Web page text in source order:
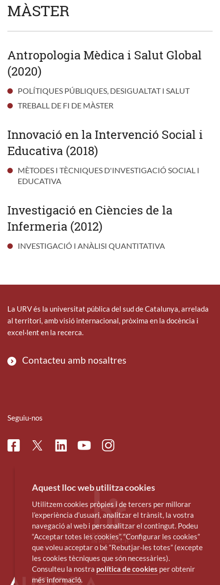
MÀSTER
Antropologia Mèdica i Salut Global
(2020)
POLÍTIQUES PÚBLIQUES, DESIGUALTAT I SALUT
TREBALL DE FI DE MÀSTER
Innovació en la Intervenció Social i
Educativa (2018)
MÈTODES I TÈCNIQUES D'INVESTIGACIÓ SOCIAL I
EDUCATIVA
Investigació en Ciències de la
Infermeria (2012)
INVESTIGACIÓ I ANÀLISI QUANTITATIVA
La URV és la universitat pública del sud de Catalunya, arrelada
al territori, amb visió internacional, pròxima en la docència i
excel·lent en la recerca.
Contacteu amb nosaltres
Seguiu-nos
FacebookTwitterLinkedinYoutubeInstagram
Aquest lloc web utilitza cookies
Utilitzem cookies pròpies i de tercers per millorar
l’experiència d’usuari, analitzar el trànsit, la vostra
navegació al web i personalitzar el contingut. Podeu
“Acceptar totes les cookies”, “Configurar les cookies”
que voleu acceptar o bé “Rebutjar-les totes” (excepte
les cookies tècniques que són necessàries).
Consulteu la nostra política de cookies per obtenir
més informació.